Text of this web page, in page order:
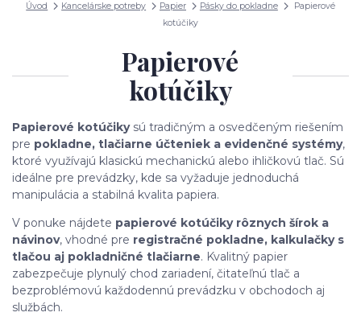
Úvod Kancelárske potreby Papier Pásky do pokladne
Papierové
kotúčiky
Papierové
kotúčiky
Papierové kotúčikysú tradičným a osvedčeným riešením
pre pokladne, tlačiarne účteniek a evidenčné systémy,
ktoré využívajú klasickú mechanickú alebo ihličkovú tlač. Sú
ideálne pre prevádzky, kde sa vyžaduje jednoduchá
manipulácia a stabilná kvalita papiera.
V ponuke nájdete papierové kotúčiky rôznych šírok a
návinov, vhodné pre registračné pokladne, kalkulačky s
tlačou aj pokladničné tlačiarne. Kvalitný papier
zabezpečuje plynulý chod zariadení, čitateľnú tlač a
bezproblémovú každodennú prevádzku v obchodoch aj
službách.